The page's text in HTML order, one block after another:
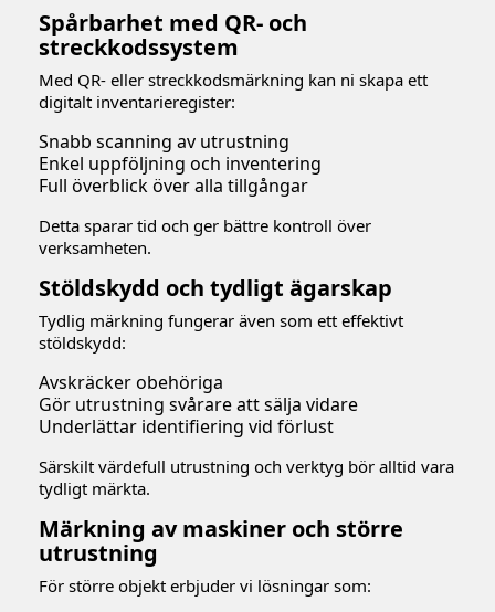
Spårbarhet med QR- och
streckkodssystem
Med QR- eller streckkodsmärkning kan ni skapa ett
digitalt inventarieregister:
Snabb scanning av utrustning
Enkel uppföljning och inventering
Full överblick över alla tillgångar
Detta sparar tid och ger bättre kontroll över
verksamheten.
Stöldskydd och tydligt ägarskap
Tydlig märkning fungerar även som ett effektivt
stöldskydd:
Avskräcker obehöriga
Gör utrustning svårare att sälja vidare
Underlättar identifiering vid förlust
Särskilt värdefull utrustning och verktyg bör alltid vara
tydligt märkta.
Märkning av maskiner och större
utrustning
För större objekt erbjuder vi lösningar som: